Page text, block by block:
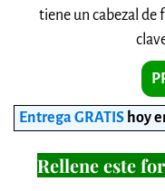
tiene un cabezal de
Entrega GRATIS hoy
Rellene este